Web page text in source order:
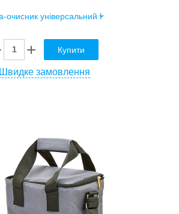
Купити
Швидке замовлення